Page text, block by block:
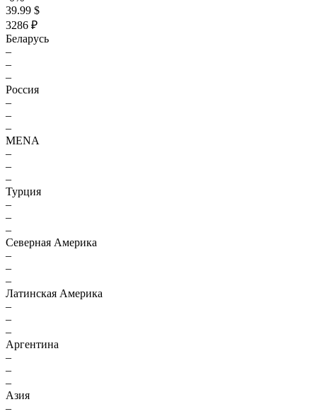
39.99 $
3286 ₽
Беларусь
–
–
–
Россия
–
–
–
MENA
–
–
–
Турция
–
–
–
Северная Америка
–
–
–
Латинская Америка
–
–
–
Аргентина
–
–
–
Азия
–